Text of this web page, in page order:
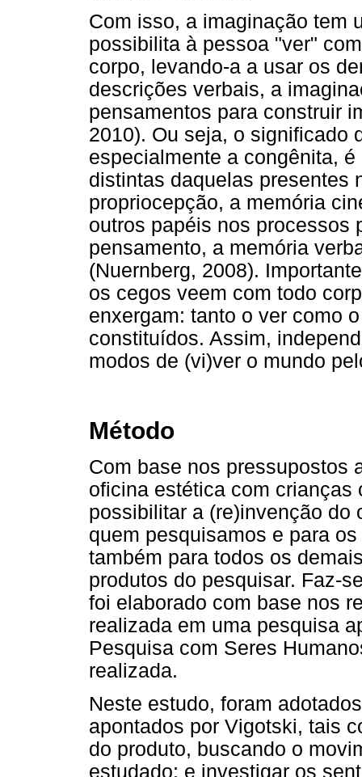
Com isso, a imaginação tem
possibilita à pessoa "ver"
corpo, levando-a a usar os
descrições verbais, a
pensamentos para construir
2010). Ou seja, o significado
especialmente a congênita,
distintas daquelas presentes
propriocepção, a memória
outros papéis nos processos
pensamento, a memória
(Nuernberg, 2008).
os cegos veem com todo
enxergam: tanto o ver como
constituídos. Assim,
modos de (vi)ver o mundo
Método
Com base nos pressupostos
oficina estética com
possibilitar a (re)invenção do
quem pesquisamos e para
também para todos os
produtos do pesquisar. Faz-
foi elaborado com base nos
realizada em uma pesquisa
Pesquisa com Seres
realizada.
Neste estudo, foram
apontados por Vigotski, tais
do produto, buscando o
estudado; e investigar os